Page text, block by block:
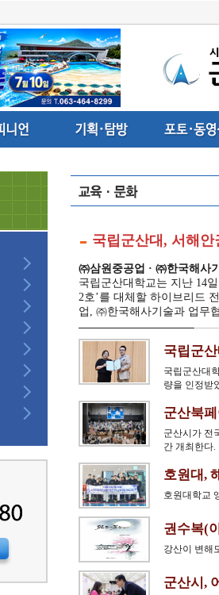
국립군산대, 서해안
㈜삼원중공업 · ㈜한국해사
국립군산대학교는 지난 14
2호’를 대체할 하이브리드
업, ㈜한국해사기술과 업무
국립군
국립군산대
량을 인정받
군산북
군산시가 전
간 개최한다.
호원대,
호원대학교
권수복(
강산이 변해
군산시,